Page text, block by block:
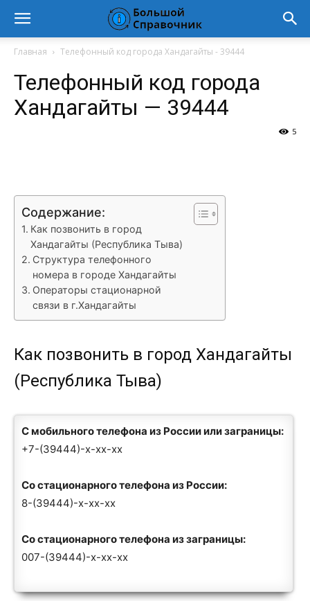
Главная Телефонный код города Хандагайты - 39444
Телефонный код города
Хандагайты — 39444
5
Содержание:
Как позвонить в город
Хандагайты (Республика Тыва)
Структура телефонного
номера в городе Хандагайты
Операторы стационарной
связи в г.Хандагайты
Как позвонить в город Хандагайты
(Республика Тыва)
С мобильного телефона из России или заграницы:
+7-(39444)-x-xx-xx
Со стационарного телефона из России:
8-(39444)-x-xx-xx
Со стационарного телефона из заграницы:
007-(39444)-x-xx-xx